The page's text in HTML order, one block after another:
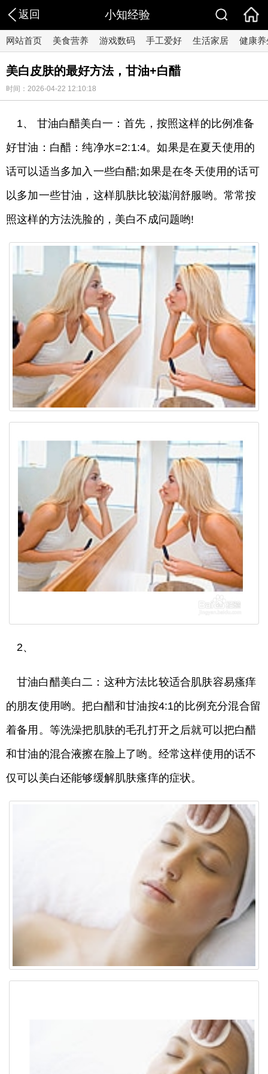
返回 小知经验
网站首页 美食营养 游戏数码 手工爱好 生活家居 健康养
美白皮肤的最好方法，甘油+白醋
时间：2026-04-22 12:10:18
1、 甘油白醋美白一：首先，按照这样的比例准备
好甘油：白醋：纯净水=2:1:4。如果是在夏天使用的
话可以适当多加入一些白醋;如果是在冬天使用的话可
以多加一些甘油，这样肌肤比较滋润舒服哟。常常按
照这样的方法洗脸的，美白不成问题哟!
2、
甘油白醋美白二：这种方法比较适合肌肤容易瘙痒
的朋友使用哟。把白醋和甘油按4:1的比例充分混合留
着备用。等洗澡把肌肤的毛孔打开之后就可以把白醋
和甘油的混合液擦在脸上了哟。经常这样使用的话不
仅可以美白还能够缓解肌肤瘙痒的症状。